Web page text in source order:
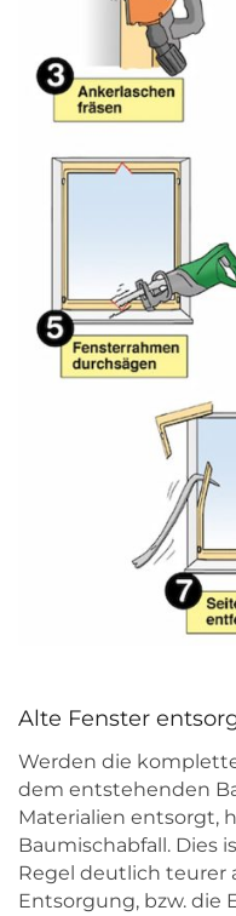
Alte Fenster
Werden die
dem entstehenden
Materialien entsorgt,
Baumischabfall. Dies
Regel deutlich teurer
Entsorgung, bzw. die